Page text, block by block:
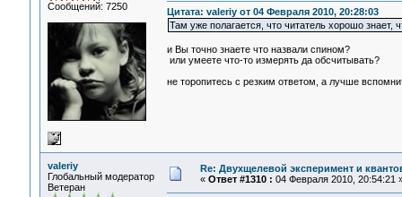
Сообщений: 7250
Цитата: valeriy от 04 Февраля 2010, 20:28:03
Там уже полагается, что читатель хорошо знает,
и Вы точно знаете что назвали спином?
или умеете что-то измерять да обсчитывать?
не торопитесь с резким ответом, а лучше
valeriy
Глобальный модератор
Ветеран
Re: Двухщелевой эксперимент и
« Ответ #1310 : 04 Февраля 2010, 20:54:21